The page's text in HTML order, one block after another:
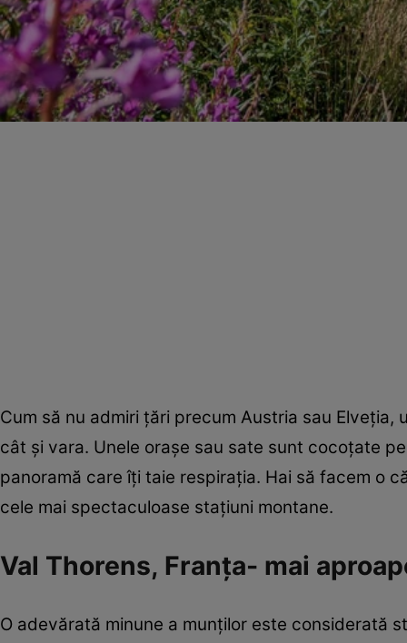
Cum să nu admiri ţări precum Austria sau
cât şi vara. Unele oraşe sau sate sunt cocoţate
panoramă care îţi taie respiraţia. Hai să facem o
cele mai spectaculoase staţiuni montane.
Val Thorens, Franţa- mai
O adevărată minune a munţilor este considerată